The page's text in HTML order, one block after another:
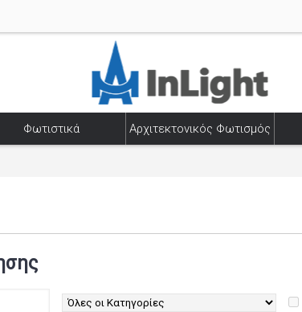
Φωτιστικά Αρχιτεκτονικός Φωτισμός